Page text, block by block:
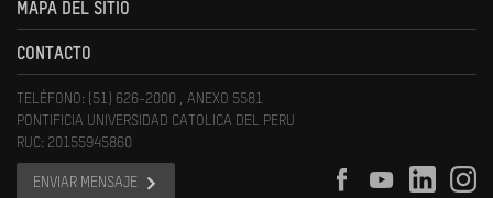
MAPA DEL SITIO
CONTACTO
TELÉFONO: (51) 626-2000 , ANEXO 5581
PONTIFICIA UNIVERSIDAD CATOLICA DEL PERU
RUC: 20155945860
ENVIAR MENSAJE